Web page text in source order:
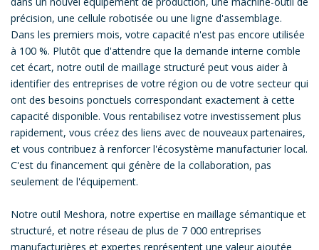
précision, une cellule robotisée ou une ligne d'assemblage.
Dans les premiers mois, votre capacité n'est pas encore utilisée
à 100 %. Plutôt que d'attendre que la demande interne comble
cet écart, notre outil de maillage structuré peut vous aider à
identifier des entreprises de votre région ou de votre secteur qui
ont des besoins ponctuels correspondant exactement à cette
capacité disponible. Vous rentabilisez votre investissement plus
rapidement, vous créez des liens avec de nouveaux partenaires,
et vous contribuez à renforcer l'écosystème manufacturier local.
C'est du financement qui génère de la collaboration, pas
seulement de l'équipement.
Notre outil Meshora, notre expertise en maillage sémantique et
structuré, et notre réseau de plus de 7 000 entreprises
manufacturières et expertes représentent une valeur ajoutée